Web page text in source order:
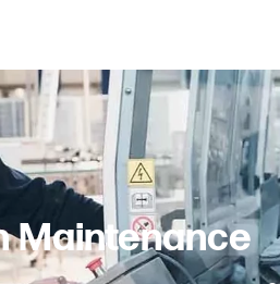
Maintenance